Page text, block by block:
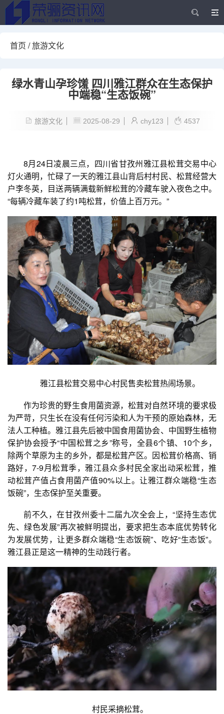
首页 /旅游文化
绿水青山孕珍馐 四川雅江群众在生态保护
中端稳“生态饭碗”
旅游文化 2025-08-29 chy123 4537
8月24日凌晨三点，四川省甘孜州雅江县松茸交易中心
灯火通明，忙碌了一天的雅江县山背后村村民、松茸经营大
户李冬英，目送两辆满载新鲜松茸的冷藏车驶入夜色之中。
“每辆冷藏车装了约1吨松茸，价值上百万元。”
雅江县松茸交易中心村民售卖松茸热闹场景。
作为珍贵的野生食用菌资源，松茸对自然环境的要求极
为严苛，只生长在没有任何污染和人为干预的原始森林，无
法人工种植。雅江县先后被中国食用菌协会、中国野生植物
保护协会授予“中国松茸之乡”称号，全县6个镇、10个乡，
除两个草原为主的乡外，都是松茸产区。因松茸价格高、销
路好，7-9月松茸季，雅江县众多村民全家出动采松茸，推
动松茸产值占食用菌产值90%以上。让雅江群众端稳“生态
饭碗”，生态保护至关重要。
前不久，在甘孜州委十二届九次全会上，“坚持生态优
先、绿色发展”再次被鲜明提出，要求把生态本底优势转化
为发展优势，让更多群众端稳“生态饭碗”、吃好“生态饭”。
雅江县正是这一精神的生动践行者。
村民采摘松茸。